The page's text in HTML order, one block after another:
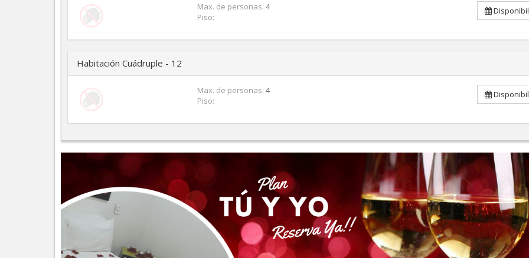
Max. de personas: 4
Piso:
Habitación Cuádruple - 12
Max. de personas: 4
Piso: